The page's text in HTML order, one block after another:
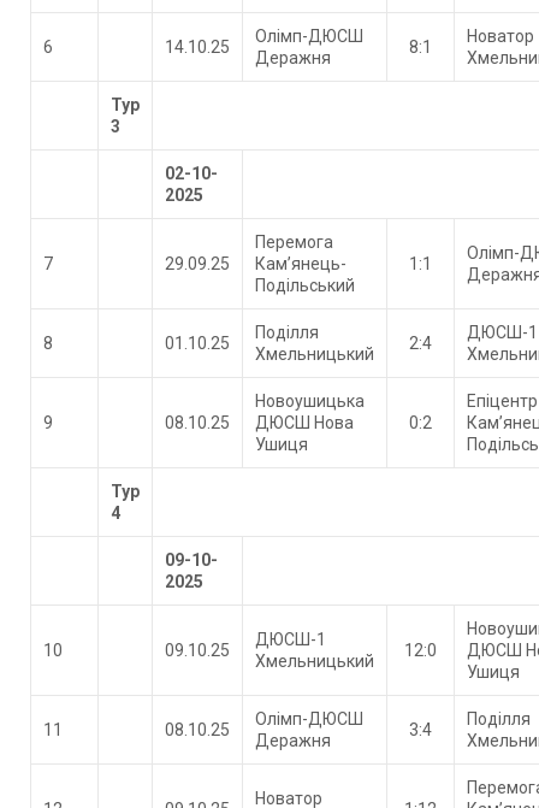
6 14.10.25
Олімп-ДЮСШ
Деражня
8:1
Новатор
Тур
3
02-10-
2025
7 29.09.25
Перемога
Кам’янець-
Подільський
1:1
Олімп-
8 01.10.25
Поділля
Хмельницький
2:4
ДЮСШ-1
9 08.10.25
Новоушицька
ДЮСШ Нова
Ушиця
0:2
Епіцентр
Тур
4
09-10-
2025
10 09.10.25
ДЮСШ-1
Хмельницький
12:0
ДЮСШ
Ушиця
11 08.10.25
Олімп-ДЮСШ
Деражня
3:4
Поділля
Новатор